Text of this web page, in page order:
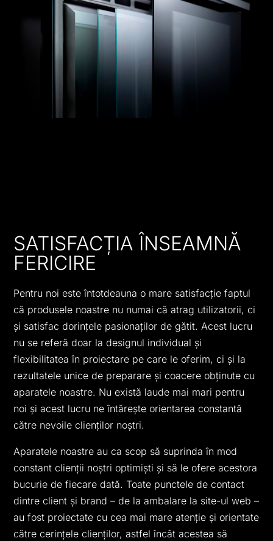
SATISFACȚIA ÎNSEAMNĂ
FERICIRE
Pentru noi este întotdeauna o mare satisfacție faptul
că produsele noastre nu numai că atrag utilizatorii, ci
și satisfac dorinţele pasionaților de gătit. Acest lucru
nu se referă doar la designul individual și
flexibilitatea în proiectare pe care le oferim, ci și la
rezultatele unice de preparare și coacere obținute cu
aparatele noastre. Nu există laude mai mari pentru
noi și acest lucru ne întărește orientarea constantă
către nevoile clienților noștri.
Aparatele noastre au ca scop să suprinda în mod
constant clienții noștri optimişti și să le ofere acestora
bucurie de fiecare dată. Toate punctele de contact
dintre client și brand – de la ambalare la site-ul web –
au fost proiectate cu cea mai mare atenție și orientate
către cerințele clienților, astfel încât acestea să